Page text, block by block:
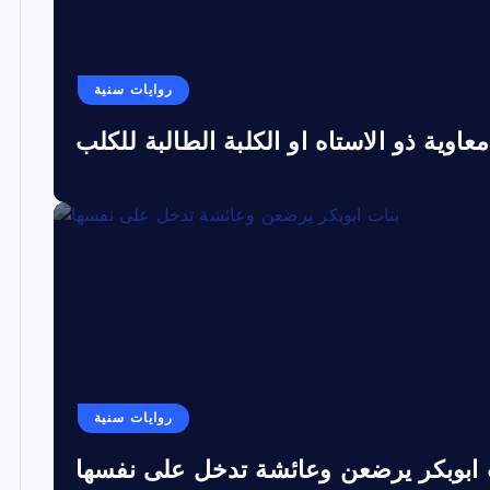
روايات سنية
معاوية ذو الاستاه او الكلبة الطالبة للكلب
روايات سنية
ابوبكر يرضعن وعائشة تدخل على نفسها